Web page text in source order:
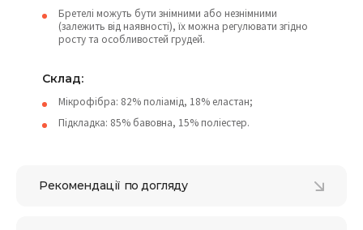
Бретелі можуть бути знімними або незнімними
(залежить від наявності), їх можна регулювати згідно
росту та особливостей грудей.
Склад:
Мікрофібра: 82% поліамід, 18% еластан;
Підкладка: 85% бавовна, 15% поліестер.
Рекомендації по догляду